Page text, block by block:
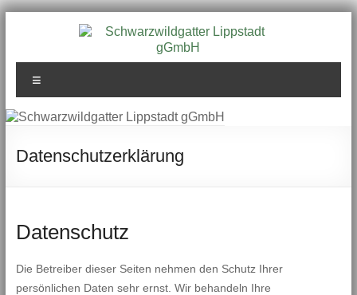
Schwarzwildgatter
Lippstadt gGmbH
Datenschutzerklärung
Datenschutz
Die Betreiber dieser Seiten nehmen den Schutz Ihrer
persönlichen Daten sehr ernst. Wir behandeln Ihre